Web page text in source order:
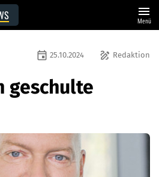
menu
Menü
draw Redaktion
event 25.10.2024
geschulte